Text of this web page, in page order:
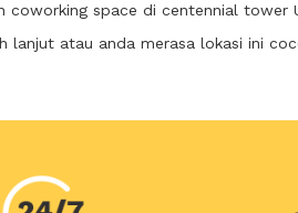
coworking space di centennial tower
lanjut atau anda merasa lokasi ini